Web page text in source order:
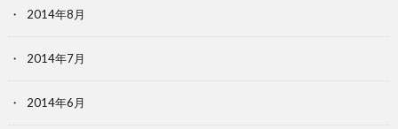
2014年8月
2014年7月
2014年6月